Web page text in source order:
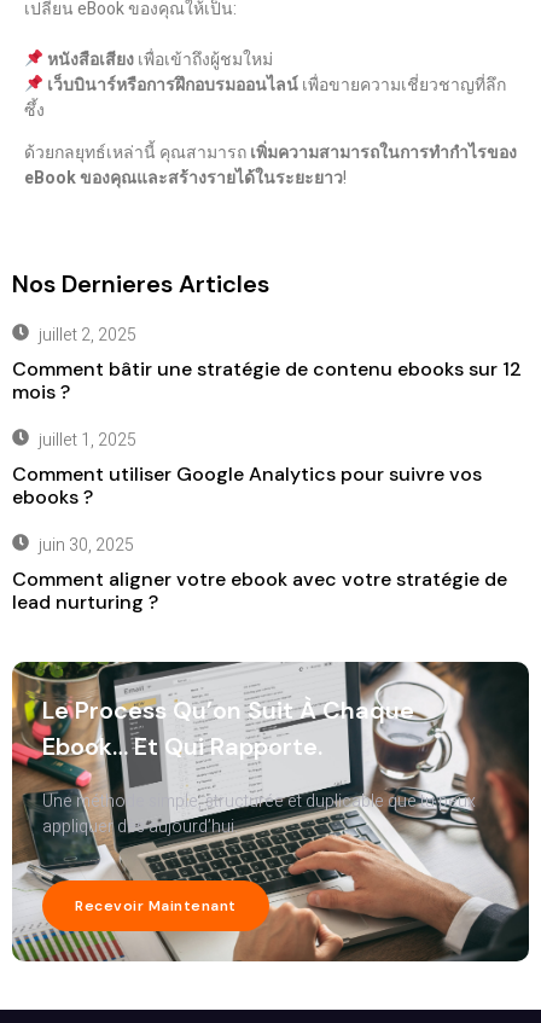
เปลี่ยน eBook ของคุณให้เป็น:
หนังสือเสียงเพื่อเข้าถึงผู้ชมใหม่
เว็บบินาร์หรือการฝึกอบรมออนไลน์เพื่อขายความเชี่ยวชาญที่ลึก
ซึ้ง
ด้วยกลยุทธ์เหล่านี้ คุณสามารถเพิ่มความสามารถในการทำกำไรของ
eBook ของคุณและสร้างรายได้ในระยะยาว!
Nos Dernieres Articles
juillet 2, 2025
Comment bâtir une stratégie de contenu ebooks sur 12
mois ?
juillet 1, 2025
Comment utiliser Google Analytics pour suivre vos
ebooks ?
juin 30, 2025
Comment aligner votre ebook avec votre stratégie de
lead nurturing ?
Le Process Qu’on Suit À Chaque
Ebook… Et Qui Rapporte.
Une méthode simple, structurée et duplicable que tu peux
appliquer dès aujourd’hui.
Recevoir Maintenant